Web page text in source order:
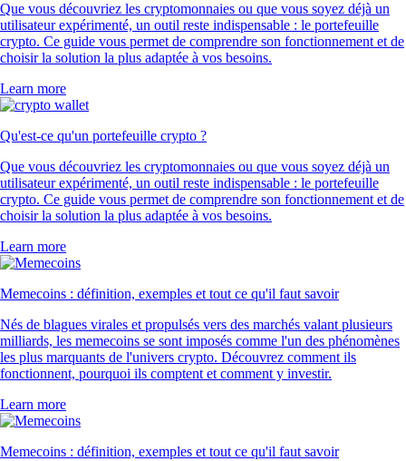
Que vous découvriez les cryptomonnaies ou que vous soyez déjà un
utilisateur expérimenté, un outil reste indispensable : le portefeuille
crypto. Ce guide vous permet de comprendre son fonctionnement et de
choisir la solution la plus adaptée à vos besoins.
Learn more
Qu'est-ce qu'un portefeuille crypto ?
Que vous découvriez les cryptomonnaies ou que vous soyez déjà un
utilisateur expérimenté, un outil reste indispensable : le portefeuille
crypto. Ce guide vous permet de comprendre son fonctionnement et de
choisir la solution la plus adaptée à vos besoins.
Learn more
Memecoins : définition, exemples et tout ce qu'il faut savoir
Nés de blagues virales et propulsés vers des marchés valant plusieurs
milliards, les memecoins se sont imposés comme l'un des phénomènes
les plus marquants de l'univers crypto. Découvrez comment ils
fonctionnent, pourquoi ils comptent et comment y investir.
Learn more
Memecoins : définition, exemples et tout ce qu'il faut savoir